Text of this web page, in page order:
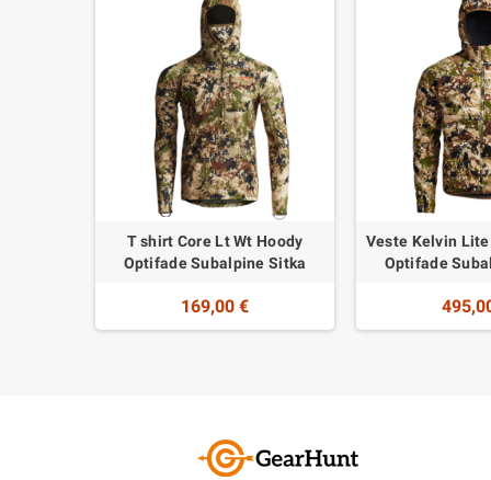
T shirt Core Lt Wt Hoody
Optifade Subalpine Sitka
169,00 €
Veste Kelvin
Optifade